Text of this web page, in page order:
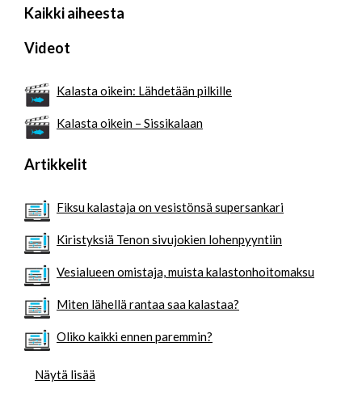
Kaikki aiheesta
Videot
Kalasta oikein: Lähdetään pilkille
Kalasta oikein – Sissikalaan
Artikkelit
Fiksu kalastaja on vesistönsä supersankari
Kiristyksiä Tenon sivujokien lohenpyyntiin
Vesialueen omistaja, muista kalastonhoitomaksu
Miten lähellä rantaa saa kalastaa?
Oliko kaikki ennen paremmin?
Näytä lisää